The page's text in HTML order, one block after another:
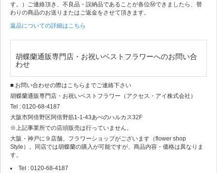
す。）ご連絡頂き、不良品・誤納品であることが各位Ⓜできましたら、替
わりの商品のお送りまたはご返金をさせて頂きます。
返品についての詳細はこちら
胡蝶蘭通販専門店・お祝いベストフラワーへのお問い合
わせ
■ お問い合わせの際はこちらまでご連絡下さい
胡蝶蘭通販専門店・お祝いベストフラワー（アクセス・アイ株式会社）
Tel : 0120-68-4187
大阪市阿倍野区阿倍野筋1-1-43あべのハルカス32F
※上記事業所での店頭販売は行っていません。
大阪・神戸に９店舗、フラワーショップがございます（flower shop
Style）。同店では胡蝶蘭の購入が可能ですが、商品内容・価格は異なりま
す。
Tel : 0120-68-4187